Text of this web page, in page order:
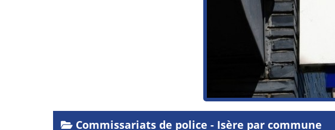
Commissariats de police - Isère par commune